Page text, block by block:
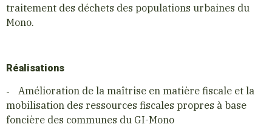
traitement des déchets des populations urbaines du
Mono.
Réalisations
Amélioration de la maîtrise en matière fiscale et la
mobilisation des ressources fiscales propres à base
foncière des communes du GI-Mono